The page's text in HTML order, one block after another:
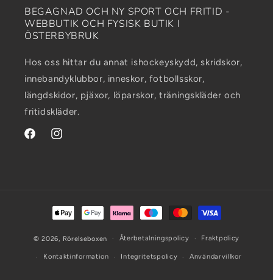
BEGAGNAD OCH NY SPORT OCH FRITID -
WEBBUTIK OCH FYSISK BUTIK I
ÖSTERBYBRUK
Hos oss hittar du annat ishockeyskydd, skridskor,
innebandyklubbor, inneskor, fotbollsskor,
längdskidor, pjäxor, löparskor, träningskläder och
fritidskläder.
FacebookInstagram
Betalningsmetoder
© 2026, Rörelseboxen Återbetalningspolicy Fraktpolicy
Kontaktinformation Integritetspolicy Användarvillkor